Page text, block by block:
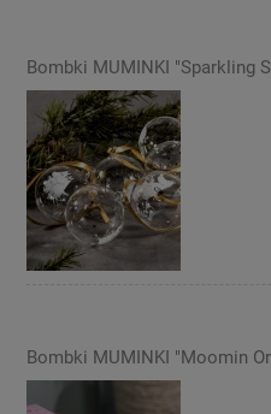
Bombki MUMINKI "Sparkling
Bombki MUMINKI "Moomin